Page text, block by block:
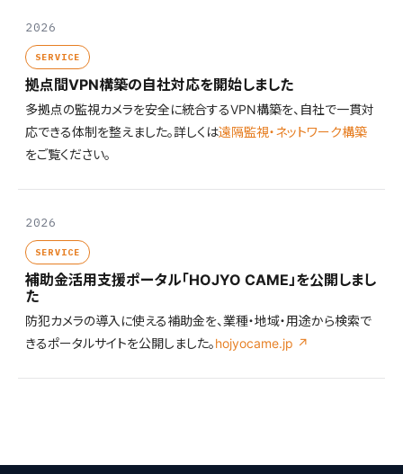
2026
SERVICE
拠点間VPN構築の自社対応を開始しました
多拠点の監視カメラを安全に統合するVPN構築を、自社で一貫対
応できる体制を整えました。詳しくは遠隔監視・ネットワーク構築
をご覧ください。
2026
SERVICE
補助金活用支援ポータル「HOJYO CAME」を公開しまし
た
防犯カメラの導入に使える補助金を、業種・地域・用途から検索で
きるポータルサイトを公開しました。hojyocame.jp ↗